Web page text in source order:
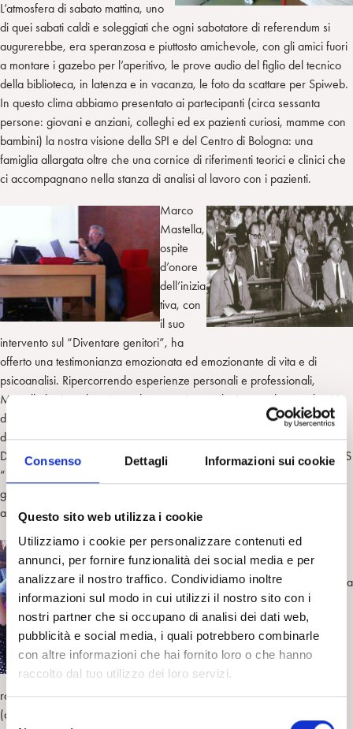
Consenso Dettagli Informazioni sui cookie
Questo sito web utilizza i cookie
Utilizziamo i cookie per personalizzare contenuti ed
annunci, per fornire funzionalità dei social media e per
analizzare il nostro traffico. Condividiamo inoltre
informazioni sul modo in cui utilizzi il nostro sito con i
nostri partner che si occupano di analisi dei dati web,
pubblicità e social media, i quali potrebbero combinarle
con altre informazioni che hai fornito loro o che hanno
raccolto dal tuo utilizzo dei loro servizi.
S
L’atmosfera di sabato mattina, uno
di quei sabati caldi e soleggiati che ogni sabotatore di referendum si
augurerebbe, era speranzosa e piuttosto amichevole, con gli amici fuori
a montare i gazebo per l’aperitivo, le prove audio del figlio del tecnico
della biblioteca, in latenza e in vacanza, le foto da scattare per Spiweb.
In questo clima abbiamo presentato ai partecipanti (circa sessanta
persone: giovani e anziani, colleghi ed ex pazienti curiosi, mamme con
bambini) la nostra visione della SPI e del Centro di Bologna: una
famiglia allargata oltre che una cornice di riferimenti teorici e clinici che
ci accompagnano nella stanza di analisi al lavoro con i pazienti.
Marco
Mastella,
ospite
d’onore
dell’inizia
tiva, con
il suo
intervento sul “Diventare genitori”, ha
offerto una testimonianza emozionata ed emozionante di vita e di
psicoanalisi. Ripercorrendo esperienze personali e professionali,
Mastella ha introdotto in modo appassionato il mistero e la complessità
della genitorialità, intessendo clinica, pedagogia dell’ascolto e politiche
dell’infanzia.
Dopo un breve ma interessato dibattito, due ragazze utenti della ONLUS
“La Lucciola” hanno presentato l’osteria “La Lanterna di Diogene”,
gestita insieme da ragazzi disabili e operatori, invitando i presenti
all’aperitivo tenuto all’aperto.
Se “all’interno” si era parlato di
funzioni materne, “all’esterno” è
venuto il momento del discorso sulla
paternità. In un vai e vieni di
tigelline ai ciccioli e di prosecco,
Giuseppe Gavioli, Violet
Pietrantonio e Andrea Scardovi
hanno dialogato in “tavola
rotonda” con i presenti, tra nonni che parlavano dei padri di un tempo
(quelli con la cinghia) e giovani che testimoniavano su stili educativi